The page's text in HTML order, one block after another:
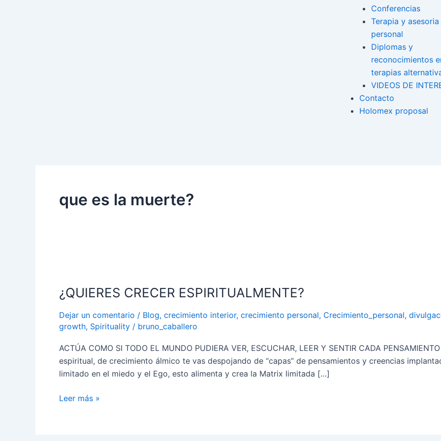
Conferencias
Terapia y asesoria
personal
Diplomas y
reconocimientos
terapias
VIDEOS DE
Contacto
Holomex proposal
que es la muerte?
¿QUIERES CRECER ESPIRITUALMENTE?
Dejar un comentario / Blog, crecimiento interior, crecimiento personal, Crecimiento_personal,
growth, Spirituality / bruno_caballero
ACTÚA COMO SI TODO EL MUNDO PUDIERA VER, ESCUCHAR, LEER Y SENTIR CADA
espiritual, de crecimiento álmico te vas despojando de “capas” de pensamientos y creencias
limitado en el miedo y el Ego, esto alimenta y crea la Matrix limitada […]
ESPIRITUALMENTE?
Leer más »